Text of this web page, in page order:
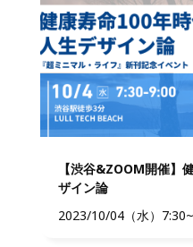
【渋谷&ZOOM開催】
ザイン論
2023/10/04（水）